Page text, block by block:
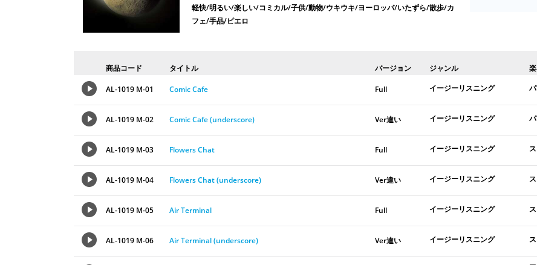
軽快/明るい/楽しい/コミカル/子供/動物/ウキウキ/ヨーロッパ/いたずら/散歩/カ
フェ/手品/ピエロ
商品コード タイトル バージョン ジャンル
AL-1019 M-01 Comic Cafe Full イージーリスニング
AL-1019 M-02 Comic Cafe (underscore) Ver違い イージーリスニング
AL-1019 M-03 Flowers Chat Full イージーリスニング
AL-1019 M-04 Flowers Chat (underscore) Ver違い イージーリスニング
AL-1019 M-05 Air Terminal Full イージーリスニング
AL-1019 M-06 Air Terminal (underscore) Ver違い イージーリスニング